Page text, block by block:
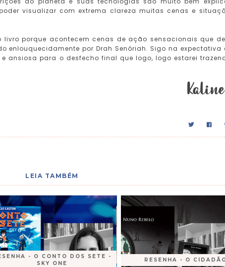
visualizar com extrema clareza muitas cenas e
livro porque acontecem cenas de ação sensacionais que
enlouquecidamente por Drah Senóriah. Sigo na expectativa
ansiosa para o desfecho final que logo, logo estarei
LEIA TAMBÉM
- O CONTO DOS SETE -
SKY ONE
RESENHA - O